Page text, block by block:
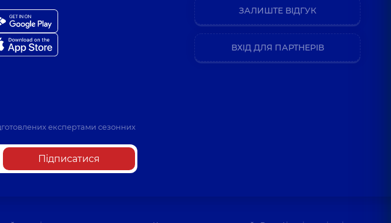
експертами сезонних
Підписатися
ЗАЛИШТЕ ВІДГУК
ВХІД ДЛЯ ПАРТНЕРІВ